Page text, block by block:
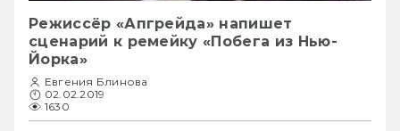
Режиссёр «Апгрейда» напишет
сценарий к ремейку «Побега из Нью-
Йорка»
Евгения Блинова
02.02.2019
1630